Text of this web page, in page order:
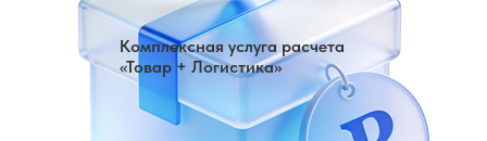
Комплексная услуга расчета
«Товар + Логистика»